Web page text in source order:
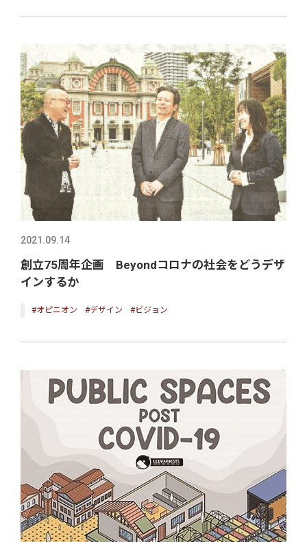
2021.09.14
創立75周年企画 Beyondコロナの社会をどうデザ
インするか
#オピニオン #デザイン #ビジョン